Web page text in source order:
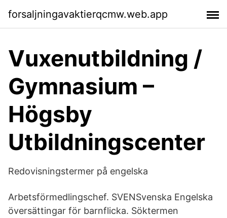
forsaljningavaktierqcmw.web.app
Vuxenutbildning /
Gymnasium –
Högsby
Utbildningscenter
Redovisningstermer på engelska
Arbetsförmedlingschef. SVENSvenska Engelska
översättingar för barnflicka. Söktermen